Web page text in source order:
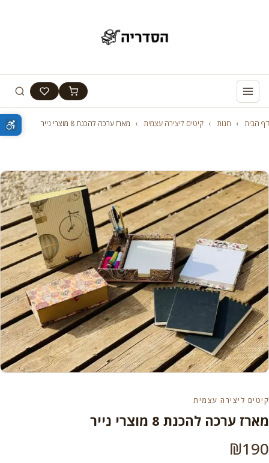
דף הבית › חנות › קיטים ליצירה עצמית › מארז ערכה להכנת 8 מוצרי נייר
קיטים ליצירה עצמית
מארז ערכה להכנת 8 מוצרי נייר
₪190